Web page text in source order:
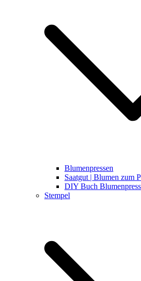
Blumenpressen
Saatgut | Blumen zum
DIY Buch
Stempel